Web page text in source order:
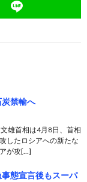
禁輸へ
雄首相は4月8日、首相
したロシアへの新たな
が攻[…]
事態宣言後もスーパ